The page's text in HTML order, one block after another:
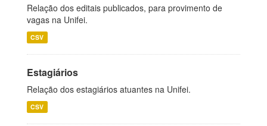
Relação dos editais publicados, para provimento de
vagas na Unifei.
CSV
Estagiários
Relação dos estagiários atuantes na Unifei.
CSV